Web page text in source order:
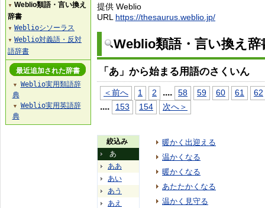
提供 Weblio
URL https://thesaurus.weblio.jp/
Weblio類語・言い換え
「あ」から始まる用語のさくいん
＜前へ 1 2 .... 58 59 60 61 62
.... 153 154 次へ＞
絞込み
あ
ああ
あい
あう
あえ
暖かく出迎える
温かくなる
暖かくなる
あたたかくなる
温かく見守る
▼ Weblio類語・言い換え
辞書
▼ Weblioシソーラス
▼ Weblio対義語・反対
語辞書
最近追加された辞書
▼
Weblio実用類語辞
典
▼
Weblio実用英語辞
典